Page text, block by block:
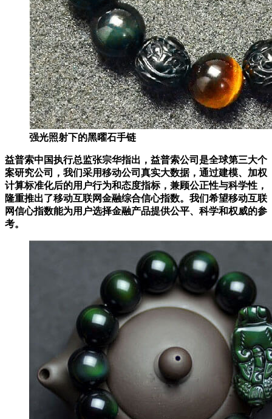
强光照射下的黑曜石手链
益普索中国执行总监张宗华指出，益普索公司是全球第三大个
案研究公司，我们采用移动公司真实大数据，通过建模、加权
计算标准化后的用户行为和态度指标，兼顾公正性与科学性，
隆重推出了移动互联网金融综合信心指数。我们希望移动互联
网信心指数能为用户选择金融产品提供公平、科学和权威的参
考。